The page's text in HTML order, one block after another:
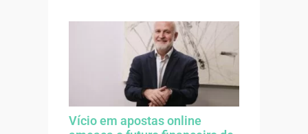
Vício em apostas online